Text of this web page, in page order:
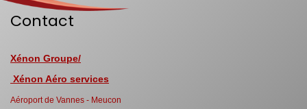
Contact
Xénon Groupe/
Xénon Aéro services
Aéroport de Vannes - Meucon